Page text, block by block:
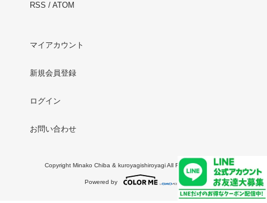
RSS / ATOM
マイアカウント
新規会員登録
ログイン
お問い合わせ
Copyright Minako Chiba & kuroyagishiroyagi All Rights Reserved.
Powered by